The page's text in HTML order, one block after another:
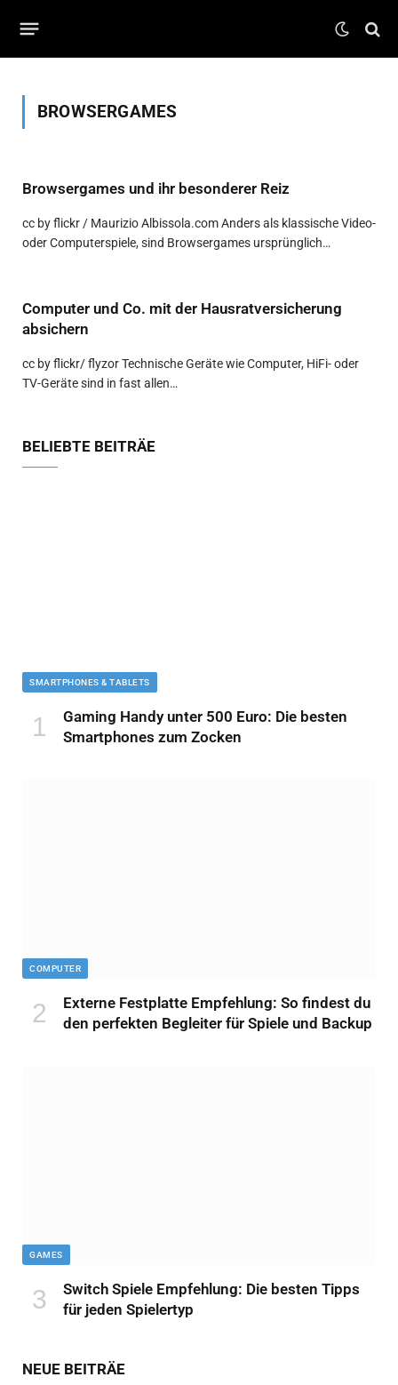
BROWSERGAMES
Browsergames und ihr besonderer Reiz
cc by flickr / Maurizio Albissola.com Anders als klassische Video-
oder Computerspiele, sind Browsergames ursprünglich…
Computer und Co. mit der Hausratversicherung
absichern
cc by flickr/ flyzor Technische Geräte wie Computer, HiFi- oder
TV-Geräte sind in fast allen…
BELIEBTE BEITRÄE
SMARTPHONES & TABLETS
Gaming Handy unter 500 Euro: Die besten
Smartphones zum Zocken
COMPUTER
Externe Festplatte Empfehlung: So findest du
den perfekten Begleiter für Spiele und Backup
GAMES
Switch Spiele Empfehlung: Die besten Tipps
für jeden Spielertyp
NEUE BEITRÄE